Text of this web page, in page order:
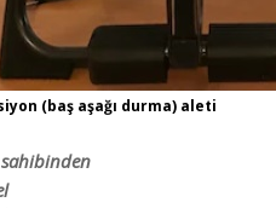
(baş aşağı durma) aleti
sahibinden